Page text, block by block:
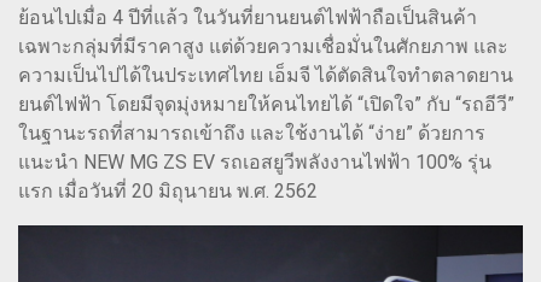
ย้อนไปเมื่อ 4 ปีที่แล้ว ในวันที่ยานยนต์ไฟฟ้าถือเป็นสินค้า
เฉพาะกลุ่มที่มีราคาสูง แต่ด้วยความเชื่อมั่นในศักยภาพ และ
ความเป็นไปได้ในประเทศไทย เอ็มจี ได้ตัดสินใจทำตลาดยาน
ยนต์ไฟฟ้า โดยมีจุดมุ่งหมายให้คนไทยได้ “เปิดใจ” กับ “รถอีวี”
ในฐานะรถที่สามารถเข้าถึง และใช้งานได้ “ง่าย” ด้วยการ
แนะนำ NEW MG ZS EV รถเอสยูวีพลังงานไฟฟ้า 100% รุ่น
แรก เมื่อวันที่ 20 มิถุนายน พ.ศ. 2562